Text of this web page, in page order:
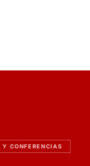
Y CONFERENCIAS